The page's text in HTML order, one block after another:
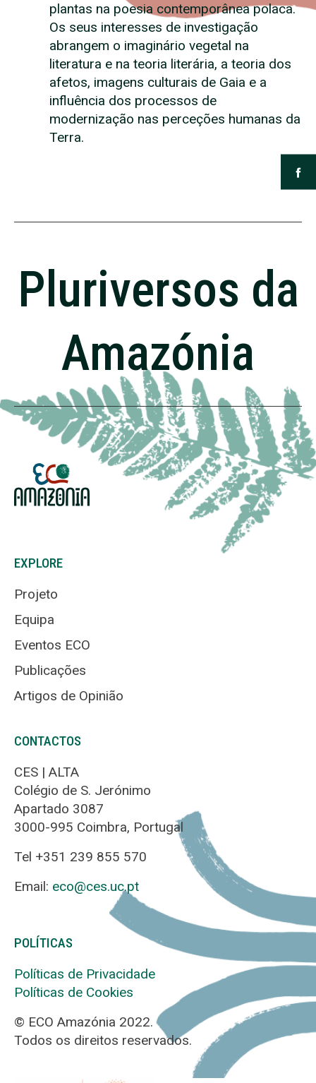
plantas na poesia contemporânea polaca.
Os seus interesses de investigação
abrangem o imaginário vegetal na
literatura e na teoria literária, a teoria dos
afetos, imagens culturais de Gaia e a
influência dos processos de
modernização nas perceções humanas da
Terra.
Pluriversos da
Amazónia
EXPLORE
Projeto
Equipa
Eventos ECO
Publicações
Artigos de Opinião
CONTACTOS
CES | ALTA
Colégio de S. Jerónimo
Apartado 3087
3000-995 Coimbra, Portugal
Tel +351 239 855 570
Email: eco@ces.uc.pt
POLÍTICAS
Políticas de Privacidade
Políticas de Cookies
© ECO Amazónia 2022.
Todos os direitos reservados.